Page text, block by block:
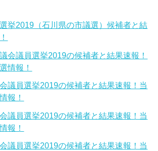
挙2019（石川県の市議選）候補者と結
会議員選挙2019の候補者と結果速報！
情報！
議員選挙2019の候補者と結果速報！当
報！
議員選挙2019の候補者と結果速報！当
報！
議員選挙2019の候補者と結果速報！当